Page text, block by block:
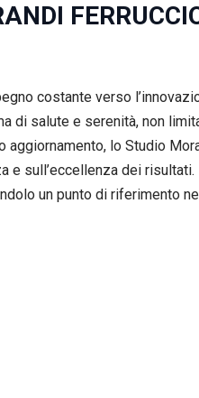
costante verso
salute e serenità, non
lo Studio
e sull’eccellenza dei
un punto di riferimento